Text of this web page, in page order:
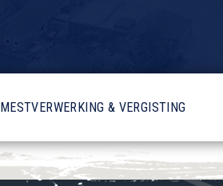
MESTVERWERKING & VERGISTING